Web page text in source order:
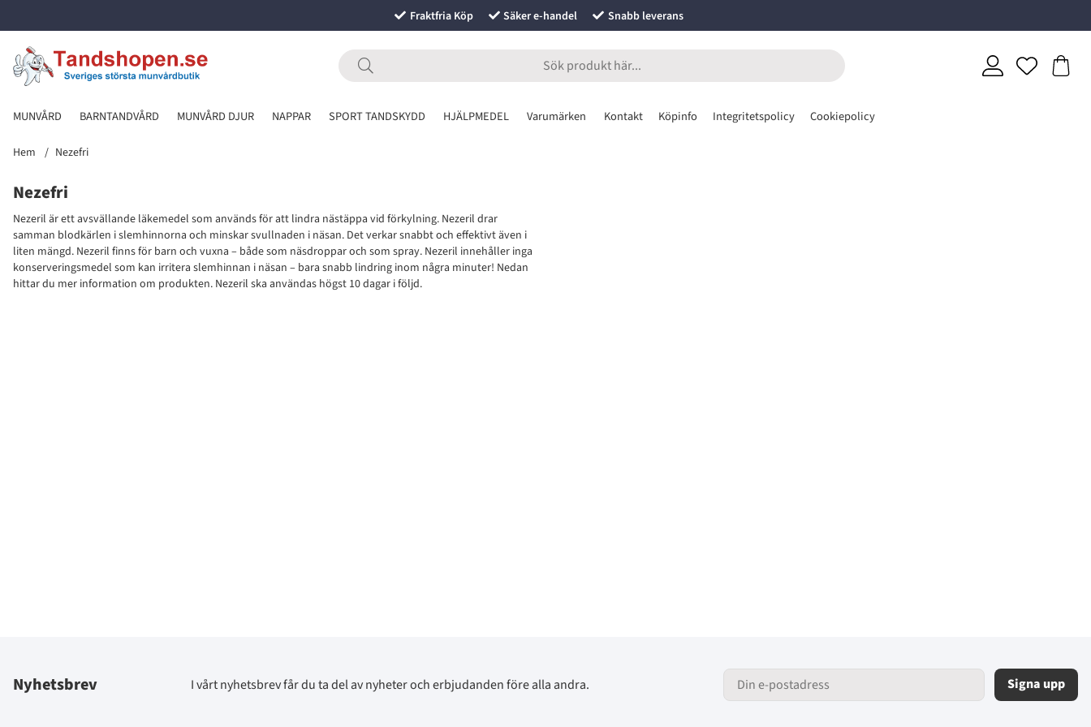
Fraktfria Köp Säker e-handel Snabb leverans
MUNVÅRD BARNTANDVÅRD MUNVÅRD DJUR NAPPAR SPORT TANDSKYDD HJÄLPMEDEL Varumärken Kontakt Köpinfo Integritetspolicy Cookiepolicy
Hem Nezefri
Nezefri
Nezeril är ett avsvällande läkemedel som används för att lindra nästäppa vid förkylning. Nezeril drar
samman blodkärlen i slemhinnorna och minskar svullnaden i näsan. Det verkar snabbt och effektivt även i
liten mängd. Nezeril finns för barn och vuxna – både som näsdroppar och som spray. Nezeril innehåller inga
konserveringsmedel som kan irritera slemhinnan i näsan – bara snabb lindring inom några minuter! Nedan
hittar du mer information om produkten. Nezeril ska användas högst 10 dagar i följd.
Nyhetsbrev I vårt nyhetsbrev får du ta del av nyheter och erbjudanden före alla andra. Signa upp